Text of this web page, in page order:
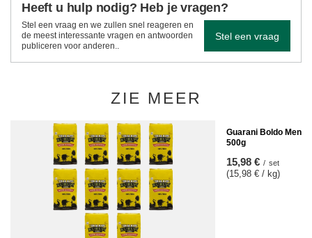
Heeft u hulp nodig? Heb je vragen?
Stel een vraag en we zullen snel reageren en
de meest interessante vragen en antwoorden
publiceren voor anderen..
Stel een vraag
ZIE MEER
Guarani Boldo
500g
15,98 € / set
(15,98 € / kg)